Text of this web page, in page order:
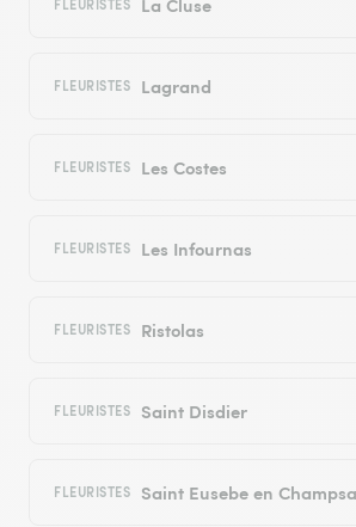
FLEURISTES
FLEURISTES Lagrand
FLEURISTES Les Costes
FLEURISTES Les Infournas
FLEURISTES Ristolas
FLEURISTES Saint Disdier
FLEURISTES Saint Eusebe en